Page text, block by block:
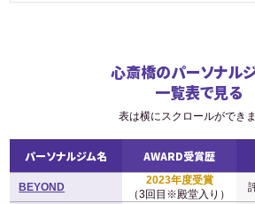
トップアスリートから一般
身体作りの指導をしつつ、
ディビルの選手であり日本
骨格筋評論家「バズーカ岡
て多くの雑誌、テレビ、
多くのメディアで活躍中。
心斎橋のパーソナル
一覧表で見る
表は横にスクロールができま
パーソナルジム名 AWARD受賞歴
BEYOND
2023年度受賞
（3回目※殿堂入り）